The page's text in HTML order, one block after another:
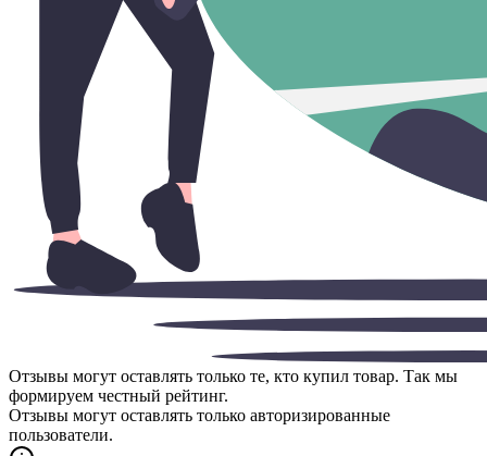
Отзывы могут оставлять только те, кто купил товар. Так мы
формируем честный рейтинг.
Отзывы могут оставлять только авторизированные
пользователи.